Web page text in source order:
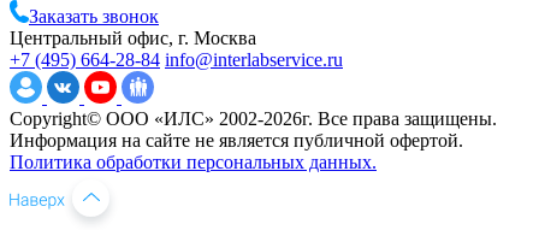
Заказать звонок
Центральный офис, г. Москва
+7 (495) 664-28-84 info@interlabservice.ru
Copyright© ООО «ИЛС» 2002-2026г. Все права защищены.
Информация на сайте не является публичной офертой.
Политика обработки персональных данных.